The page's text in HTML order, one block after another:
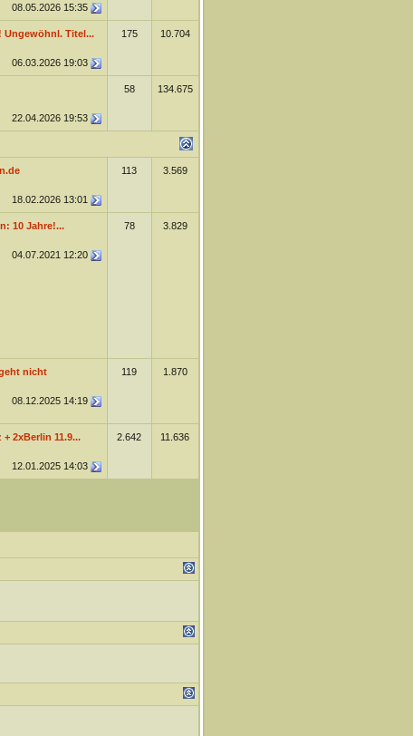
08.05.2026 15:35
Ungewöhnl. Titel...
06.03.2026 19:03
175 10.704
22.04.2026 19:53
58 134.675
18.02.2026 13:01
113 3.569
10 Jahre!...
04.07.2021 12:20
78 3.829
nicht
08.12.2025 14:19
119 1.870
2xBerlin 11.9...
12.01.2025 14:03
2.642 11.636